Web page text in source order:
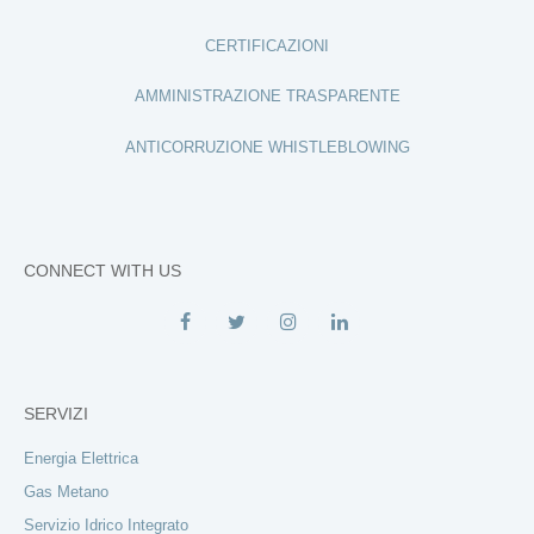
CERTIFICAZIONI
AMMINISTRAZIONE TRASPARENTE
ANTICORRUZIONE WHISTLEBLOWING
CONNECT WITH US
SERVIZI
Energia Elettrica
Gas Metano
Servizio Idrico Integrato